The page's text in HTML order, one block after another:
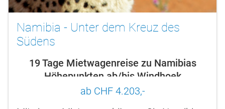
Namibia - Unter dem Kreuz des
Südens
19 Tage Mietwagenreise zu Namibias
Höhepunkten ab/bis Windhoek
ab CHF 4.203,-